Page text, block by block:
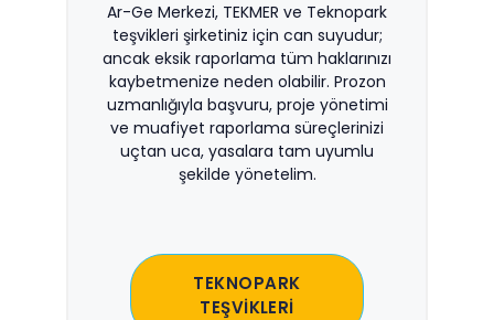
Ar-Ge Merkezi, TEKMER ve Teknopark
teşvikleri şirketiniz için can suyudur;
ancak eksik raporlama tüm haklarınızı
kaybetmenize neden olabilir. Prozon
uzmanlığıyla başvuru, proje yönetimi
ve muafiyet raporlama süreçlerinizi
uçtan uca, yasalara tam uyumlu
şekilde yönetelim.
TEKNOPARK
TEŞVİKLERİ